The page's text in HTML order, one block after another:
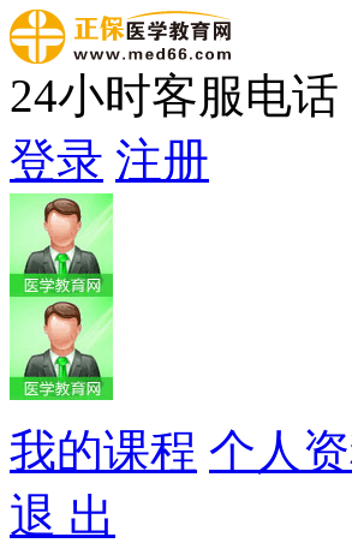
24小时客服电话
登录 注册
我的课程 个人
退 出